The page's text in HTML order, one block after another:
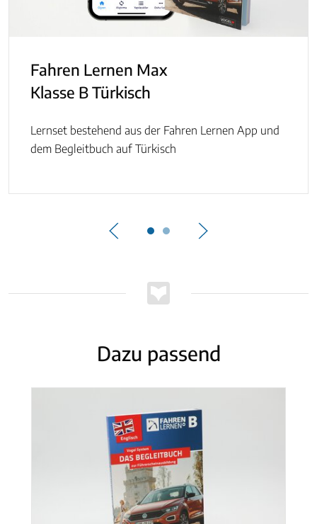
Fahren Lernen Max
Klasse B Türkisch
Lernset bestehend aus der Fahren Lernen App und
dem Begleitbuch auf Türkisch
Dazu passend